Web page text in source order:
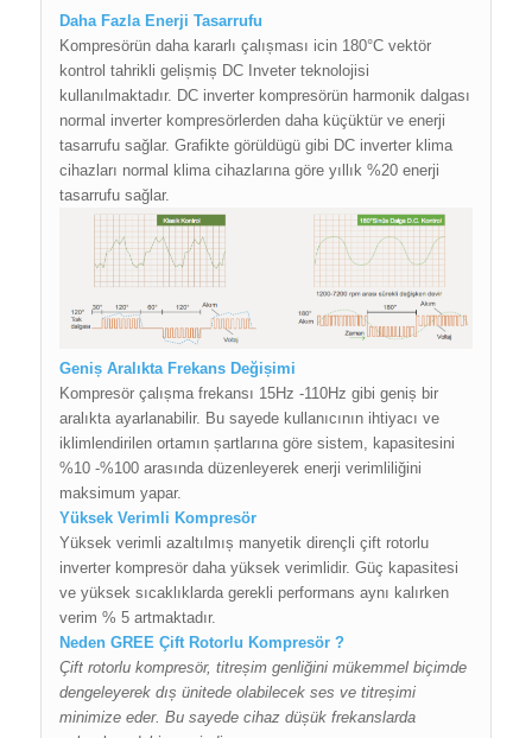
Daha Fazla Enerji Tasarrufu
Kompresörün daha kararlı çalıșması icin 180°C vektör
kontrol tahrikli gelișmiș DC Inveter teknolojisi
kullanılmaktadır. DC inverter kompresörün harmonik dalgası
normal inverter kompresörlerden daha küçüktür ve enerji
tasarrufu sağlar. Grafikte görüldügü gibi DC inverter klima
cihazları normal klima cihazlarına göre yıllık %20 enerji
tasarrufu sağlar.
Geniș Aralıkta Frekans Değișimi
Kompresör çalıșma frekansı 15Hz -110Hz gibi geniș bir
aralıkta ayarlanabilir. Bu sayede kullanıcının ihtiyacı ve
iklimlendirilen ortamın șartlarına göre sistem, kapasitesini
%10 -%100 arasında düzenleyerek enerji verimliliğini
maksimum yapar.
Yüksek Verimli Kompresör
Yüksek verimli azaltılmıș manyetik dirençli çift rotorlu
inverter kompresör daha yüksek verimlidir. Güç kapasitesi
ve yüksek sıcaklıklarda gerekli performans aynı kalırken
verim % 5 artmaktadır.
Neden GREE Çift Rotorlu Kompresör ?
Çift rotorlu kompresör, titreșim genliğini mükemmel biçimde
dengeleyerek dıș ünitede olabilecek ses ve titreșimi
minimize eder. Bu sayede cihaz düșük frekanslarda